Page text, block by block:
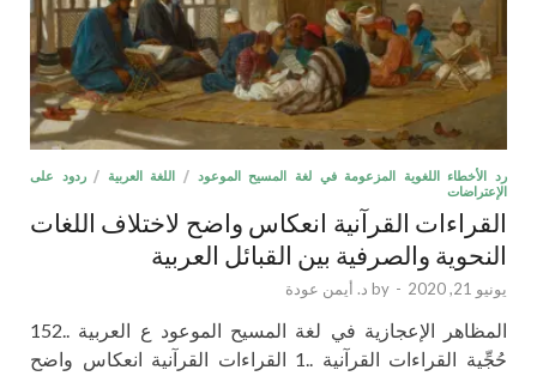
رد الأخطاء اللغوية المزعومة في لغة المسيح الموعود / اللغة العربية /ردود على
الإعتراضات
القراءات القرآنية انعكاس واضح لاختلاف اللغات
النحوية والصرفية بين القبائل العربية
يونيو 21, 2020 -
by د. أيمن عودة
المظاهر الإعجازية في لغة المسيح الموعود ع العربية ..152
حُجِّية القراءات القرآنية ..1 القراءات القرآنية انعكاس واضح